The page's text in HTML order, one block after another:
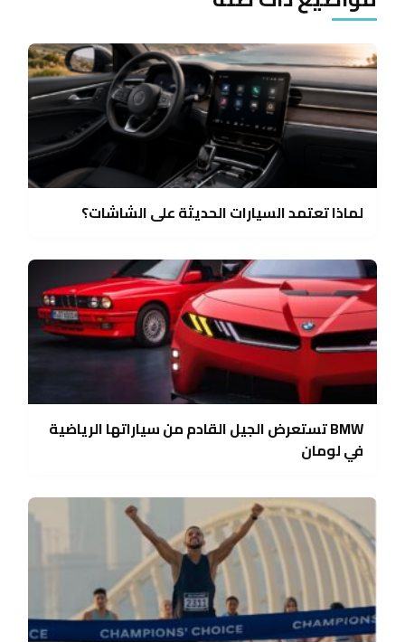
لماذا تعتمد السيارات الحديثة على الشاشات؟
BMW تستعرض الجيل القادم من سياراتها الرياضية
في لومان